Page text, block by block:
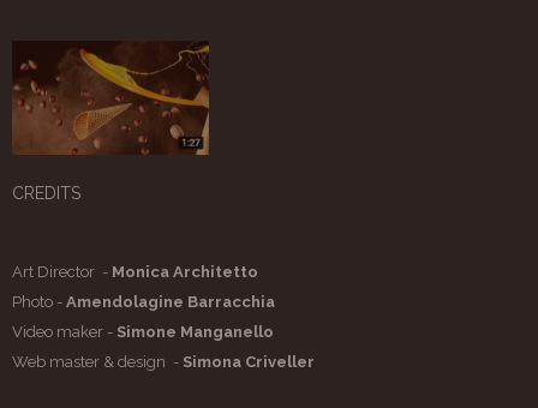
CREDITS
Art Director - Monica Architetto
Photo - Amendolagine Barracchia
Video maker - Simone Manganello
Web master & design - Simona Criveller